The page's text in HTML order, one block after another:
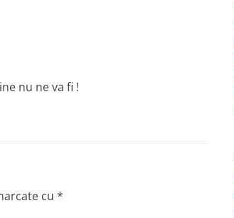
nu ne va fi !
cu *